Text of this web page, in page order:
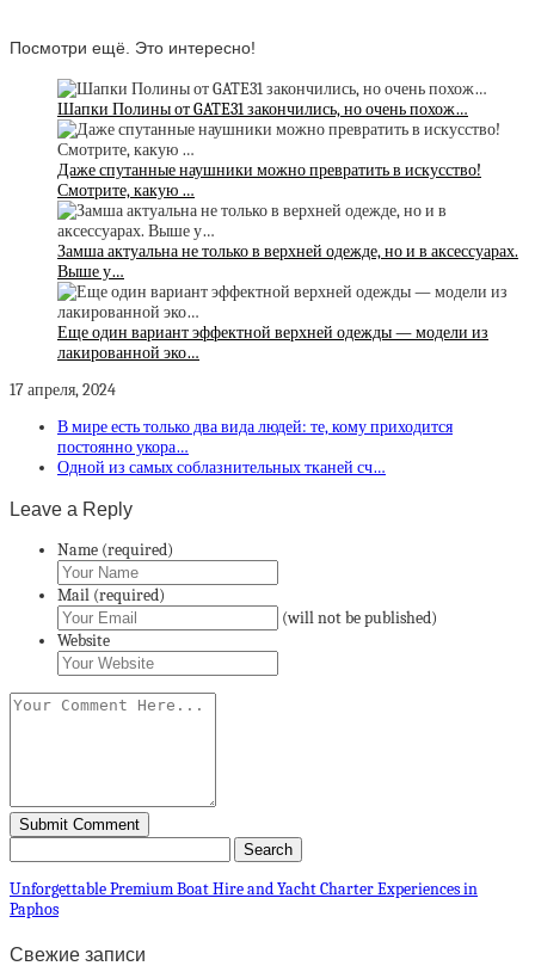
Посмотри ещё. Это интересно!
Шапки Полины от GATE31 закончились, но очень похож…
Даже спутанные наушники можно превратить в искусство!
Смотрите, какую …
Замша актуальна не только в верхней одежде, но и в аксессуарах.
Выше у…
Еще один вариант эффектной верхней одежды — модели из
лакированной эко…
17 апреля, 2024
В мире есть только два вида людей: те, кому приходится
постоянно укора…
Одной из самых соблазнительных тканей сч…
Leave a Reply
Name (required)
Mail (required)
(will not be published)
Website
Unforgettable Premium Boat Hire and Yacht Charter Experiences in
Paphos
Свежие записи